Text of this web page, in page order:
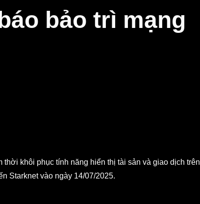
bảo trì mạng
khôi phục tính năng hiển thị tài sản và giao dịch trên
Starknet vào ngày 14/07/2025.